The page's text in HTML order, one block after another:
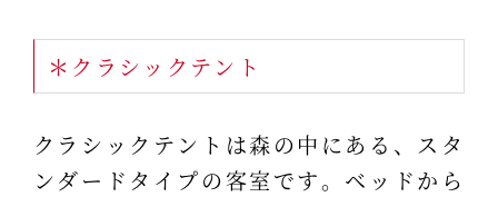
＊クラシックテント
クラシックテントは森の中にある、スタ
ンダードタイプの客室です。ベッドから